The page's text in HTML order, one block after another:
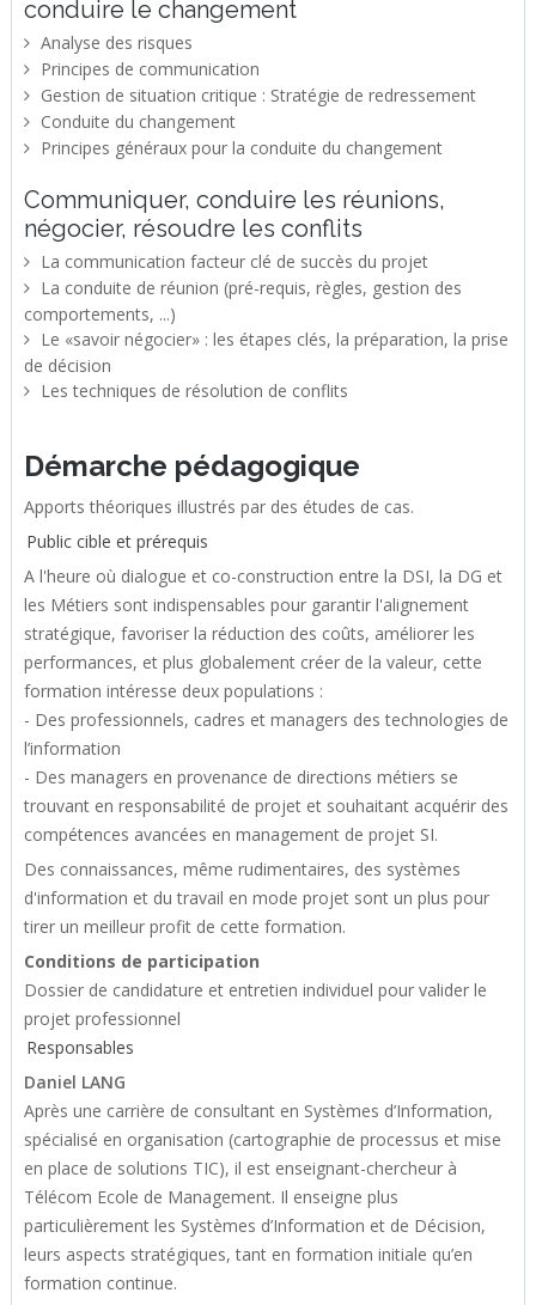
conduire le changement
Analyse des risques
Principes de communication
Gestion de situation critique : Stratégie de redressement
Conduite du changement
Principes généraux pour la conduite du changement
Communiquer, conduire les réunions,
négocier, résoudre les conflits
La communication facteur clé de succès du projet
comportements, ...)
de décision
Les techniques de résolution de conflits
Démarche pédagogique
Apports théoriques illustrés par des études de cas.
Public cible et prérequis
A l'heure où dialogue et co-construction entre la DSI, la DG et
les Métiers sont indispensables pour garantir l'alignement
stratégique, favoriser la réduction des coûts, améliorer les
performances, et plus globalement créer de la valeur, cette
formation intéresse deux populations :
- Des professionnels, cadres et managers des technologies de
l’information
- Des managers en provenance de directions métiers se
trouvant en responsabilité de projet et souhaitant acquérir des
compétences avancées en management de projet SI.
Des connaissances, même rudimentaires, des systèmes
d'information et du travail en mode projet sont un plus pour
tirer un meilleur profit de cette formation.
Conditions de participation
Dossier de candidature et entretien individuel pour valider le
projet professionnel
Responsables
Daniel LANG
Après une carrière de consultant en Systèmes d’Information,
spécialisé en organisation (cartographie de processus et mise
en place de solutions TIC), il est enseignant-chercheur à
Télécom Ecole de Management. Il enseigne plus
particulièrement les Systèmes d’Information et de Décision,
leurs aspects stratégiques, tant en formation initiale qu’en
formation continue.